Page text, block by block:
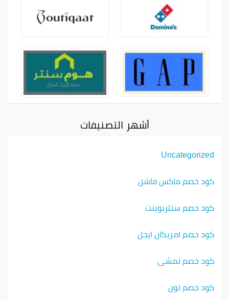
أشهر التصنيفات
Uncategorized
كود خصم ماكس فاشن
كود خصم سنتربوينت
كود خصم امريكان ايجل
كود خصم نمشي
كود خصم نون